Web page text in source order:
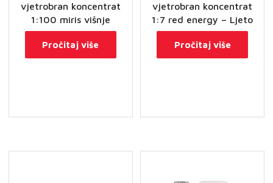
vjetrobran koncentrat
1:100 miris višnje
Pročitaj više
vjetrobran koncentrat
1:7 red energy – Ljeto
Pročitaj više